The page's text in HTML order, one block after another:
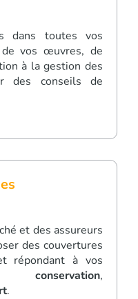
dans toutes vos
vos œuvres, de
à la gestion des
des conseils de
et des assureurs
des couvertures
répondant à vos
de conservation,
.